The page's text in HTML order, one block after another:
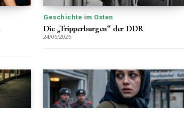
Geschichte im Osten
Die „Tripperburgen“ der DDR
24/06/2026